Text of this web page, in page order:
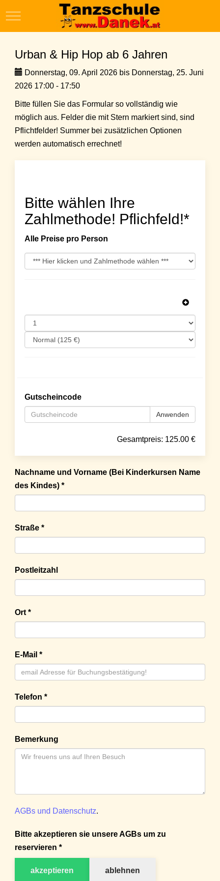
Mobile Menu Toggle
Urban & Hip Hop ab 6 Jahren
Donnerstag, 09. April 2026 bis Donnerstag, 25. Juni
2026 17:00 - 17:50
Bitte füllen Sie das Formular so vollständig wie
möglich aus. Felder die mit Stern markiert sind, sind
Pflichtfelder! Summer bei zusätzlichen Optionen
werden automatisch errechnet!
Bitte wählen Ihre
Zahlmethode! Pflichfeld!*
Alle Preise pro Person
Gutscheincode
Anwenden
Gesamtpreis: 125.00 €
Nachname und Vorname (Bei Kinderkursen Name
des Kindes) *
Straße *
Postleitzahl
Ort *
E-Mail *
Telefon *
Bemerkung
AGBs und Datenschutz.
Bitte akzeptieren sie unsere AGBs um zu
reservieren *
akzeptieren ablehnen